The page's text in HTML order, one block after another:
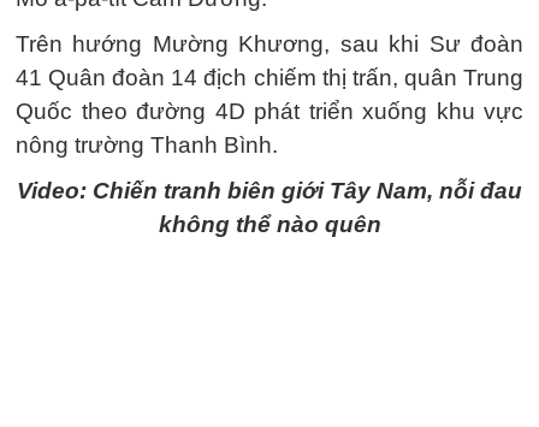
Trên hướng Mường Khương, sau khi Sư đoàn
41 Quân đoàn 14 địch chiếm thị trấn, quân Trung
Quốc theo đường 4D phát triển xuống khu vực
nông trường Thanh Bình.
Video: Chiến tranh biên giới Tây Nam, nỗi đau
không thể nào quên